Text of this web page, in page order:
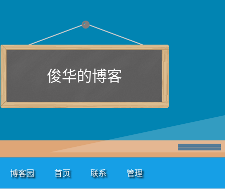
俊华的博客
博客园 首页 联系 管理